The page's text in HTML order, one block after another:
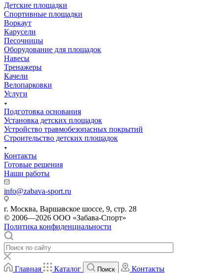
Детские площадки
Спортивные площадки
Воркаут
Карусели
Песочницы
Оборудование для площадок
Навесы
Тренажеры
Качели
Велопарковки
Услуги
Подготовка основания
Установка детских площадок
Устройство травмобезопасных покрытий
Строительство детских площадок
Контакты
Готовые решения
Наши работы
info@zabava-sport.ru
г. Москва, Варшавское шоссе, 9, стр. 28
© 2006—2026 ООО «Забава-Спорт»
Политика конфиденциальности
Главная Каталог Поиск Контакты